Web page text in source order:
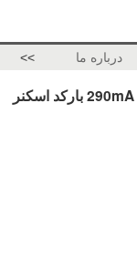
درباره ما >>
POS 70,000 لوکس 290mA 1280x1024 CMOS 2D بارکد اسکنر